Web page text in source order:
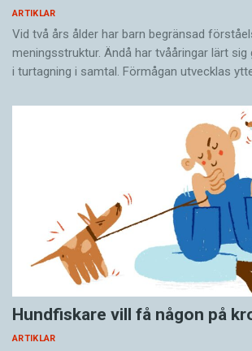
ARTIKLAR
Vid två års ålder har barn begränsad
meningsstruktur. Ändå har tvååringar lärt sig
i turtagning i samtal. Förmågan utvecklas
Hundfiskare vill få någon på
ARTIKLAR